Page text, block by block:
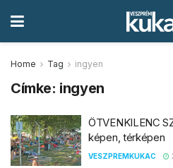
Home Tag ingyen
Címke: ingyen
ÖTVENKILENC
képen, térképen
VESZPREMKUKAC